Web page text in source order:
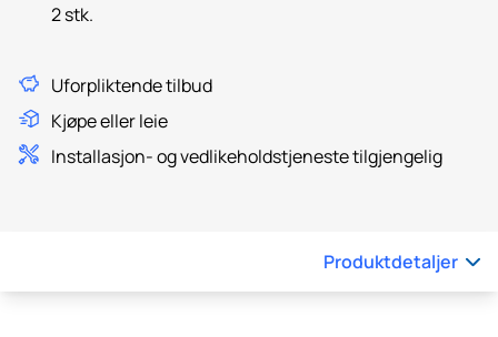
2 stk.
Uforpliktende tilbud
Kjøpe eller leie
Installasjon- og vedlikeholdstjeneste tilgjengelig
Produktdetaljer